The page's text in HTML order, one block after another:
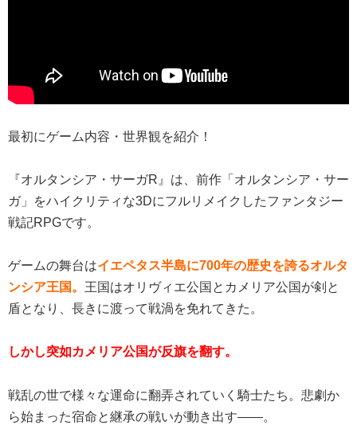
最初にゲーム内容・世界観を紹介！
『オルタンシア・サーガR』は、前作「オルタンシア・サー
ガ」をハイクリティな3Dにフルリメイクしたファンタジー
戦記RPGです。
ゲームの舞台はイエペタス半島に700年の歴史を誇るオルタ
ンシア王国。 王国はオリヴィエ公国とカメリア公国が剣と
盾となり、長きに渡って戦渦を免れてきた。
しかし突如カメリア公国が反旗を翻す。
戦乱の世で様々な運命に翻弄されていく騎士たち。悲劇か
ら始まった宿命と継承の戦いが動き出す――。